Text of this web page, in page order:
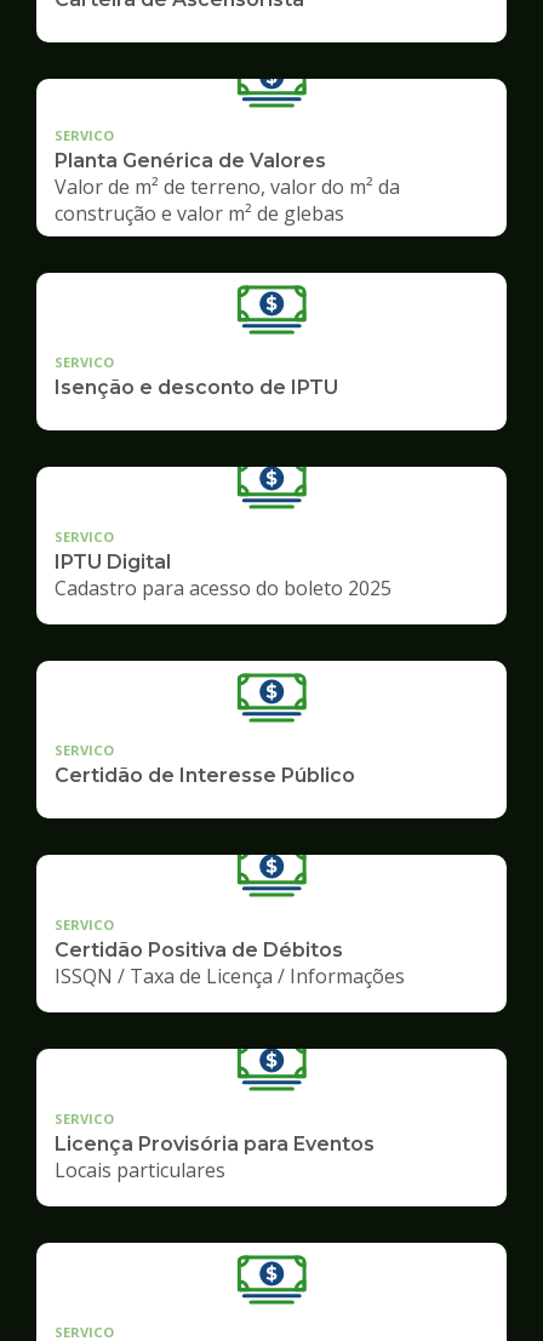
SERVICO
Planta Genérica de Valores
Valor de m² de terreno, valor do m² da
construção e valor m² de glebas
SERVICO
Isenção e desconto de IPTU
SERVICO
IPTU Digital
Cadastro para acesso do boleto 2025
SERVICO
Certidão de Interesse Público
SERVICO
Certidão Positiva de Débitos
ISSQN / Taxa de Licença / Informações
SERVICO
Licença Provisória para Eventos
Locais particulares
SERVICO